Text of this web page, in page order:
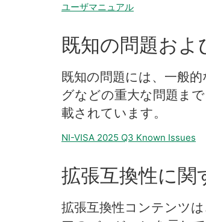
ユーザマニュアル
既知の問題およ
既知の問題に は、 一般的
グなどの重大な問題 まで
載さ れてい ます。
NI-VISA 2025 Q3 Known Issues
拡張互換性に関
拡張互換性コンテンツは